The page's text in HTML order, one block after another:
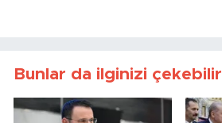
Bunlar da ilginizi çekebilir